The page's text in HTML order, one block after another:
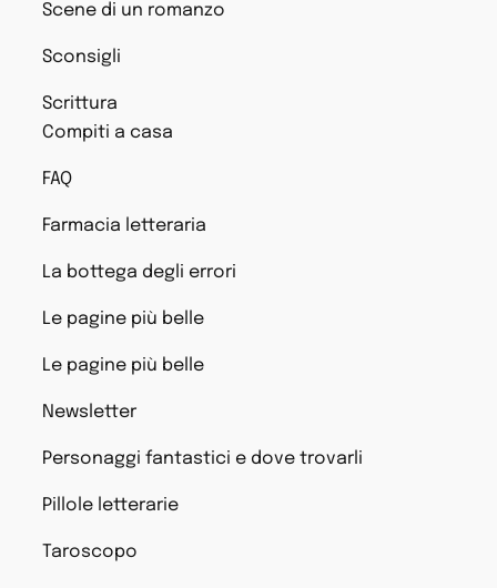
Scene di un romanzo
Sconsigli
Scrittura
Compiti a casa
FAQ
Farmacia letteraria
La bottega degli errori
Le pagine più belle
Le pagine più belle
Newsletter
Personaggi fantastici e dove trovarli
Pillole letterarie
Taroscopo